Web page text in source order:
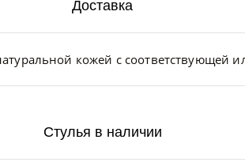
кожей с соответствующей
Доставка
Стулья в наличии